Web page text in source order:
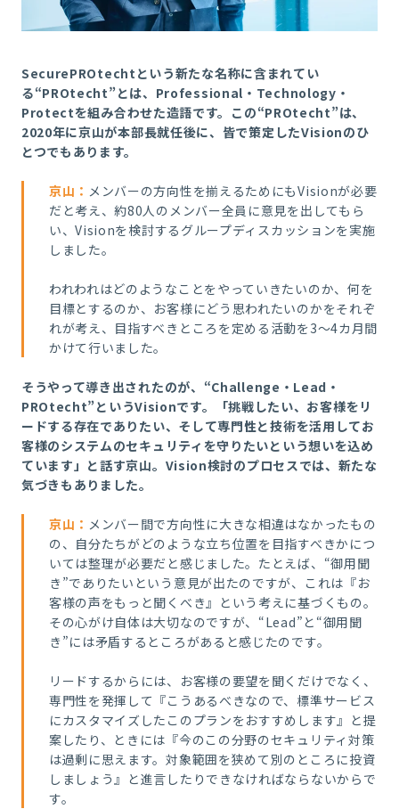
SecurePROtechtという新たな名称に含まれてい
る“PROtecht”とは、Professional・Technology・
Protectを組み合わせた造語です。この“PROtecht”は、
2020年に京山が本部長就任後に、皆で策定したVisionのひ
とつでもあります。
京山 ： メンバーの方向性を揃えるためにもVisionが必要
だと考え、約80人のメンバー全員に意見を出してもら
い、Visionを検討するグループディスカッションを実施
しました。
われわれはどのようなことをやっていきたいのか、何を
目標とするのか、お客様にどう思われたいのかをそれぞ
れが考え、目指すべきところを定める活動を3～4カ月間
かけて行いました。
そうやって導き出されたのが、“Challenge・Lead・
PROtecht”というVisionです。「挑戦したい、お客様をリ
ードする存在でありたい、そして専門性と技術を活用してお
客様のシステムのセキュリティを守りたいという想いを込め
ています」と話す京山。Vision検討のプロセスでは、新たな
気づきもありました。
京山 ： メンバー間で方向性に大きな相違はなかったもの
の、自分たちがどのような立ち位置を目指すべきかにつ
いては整理が必要だと感じました。たとえば、“御用聞
き”でありたいという意見が出たのですが、これは『お
客様の声をもっと聞くべき』という考えに基づくもの。
その心がけ自体は大切なのですが、“Lead”と“御用聞
き”には矛盾するところがあると感じたのです。
リードするからには、お客様の要望を聞くだけでなく、
専門性を発揮して『こうあるべきなので、標準サービス
にカスタマイズしたこのプランをおすすめします』と提
案したり、ときには『今のこの分野のセキュリティ対策
は過剰に思えます。対象範囲を狭めて別のところに投資
しましょう』と進言したりできなければならないからで
す。